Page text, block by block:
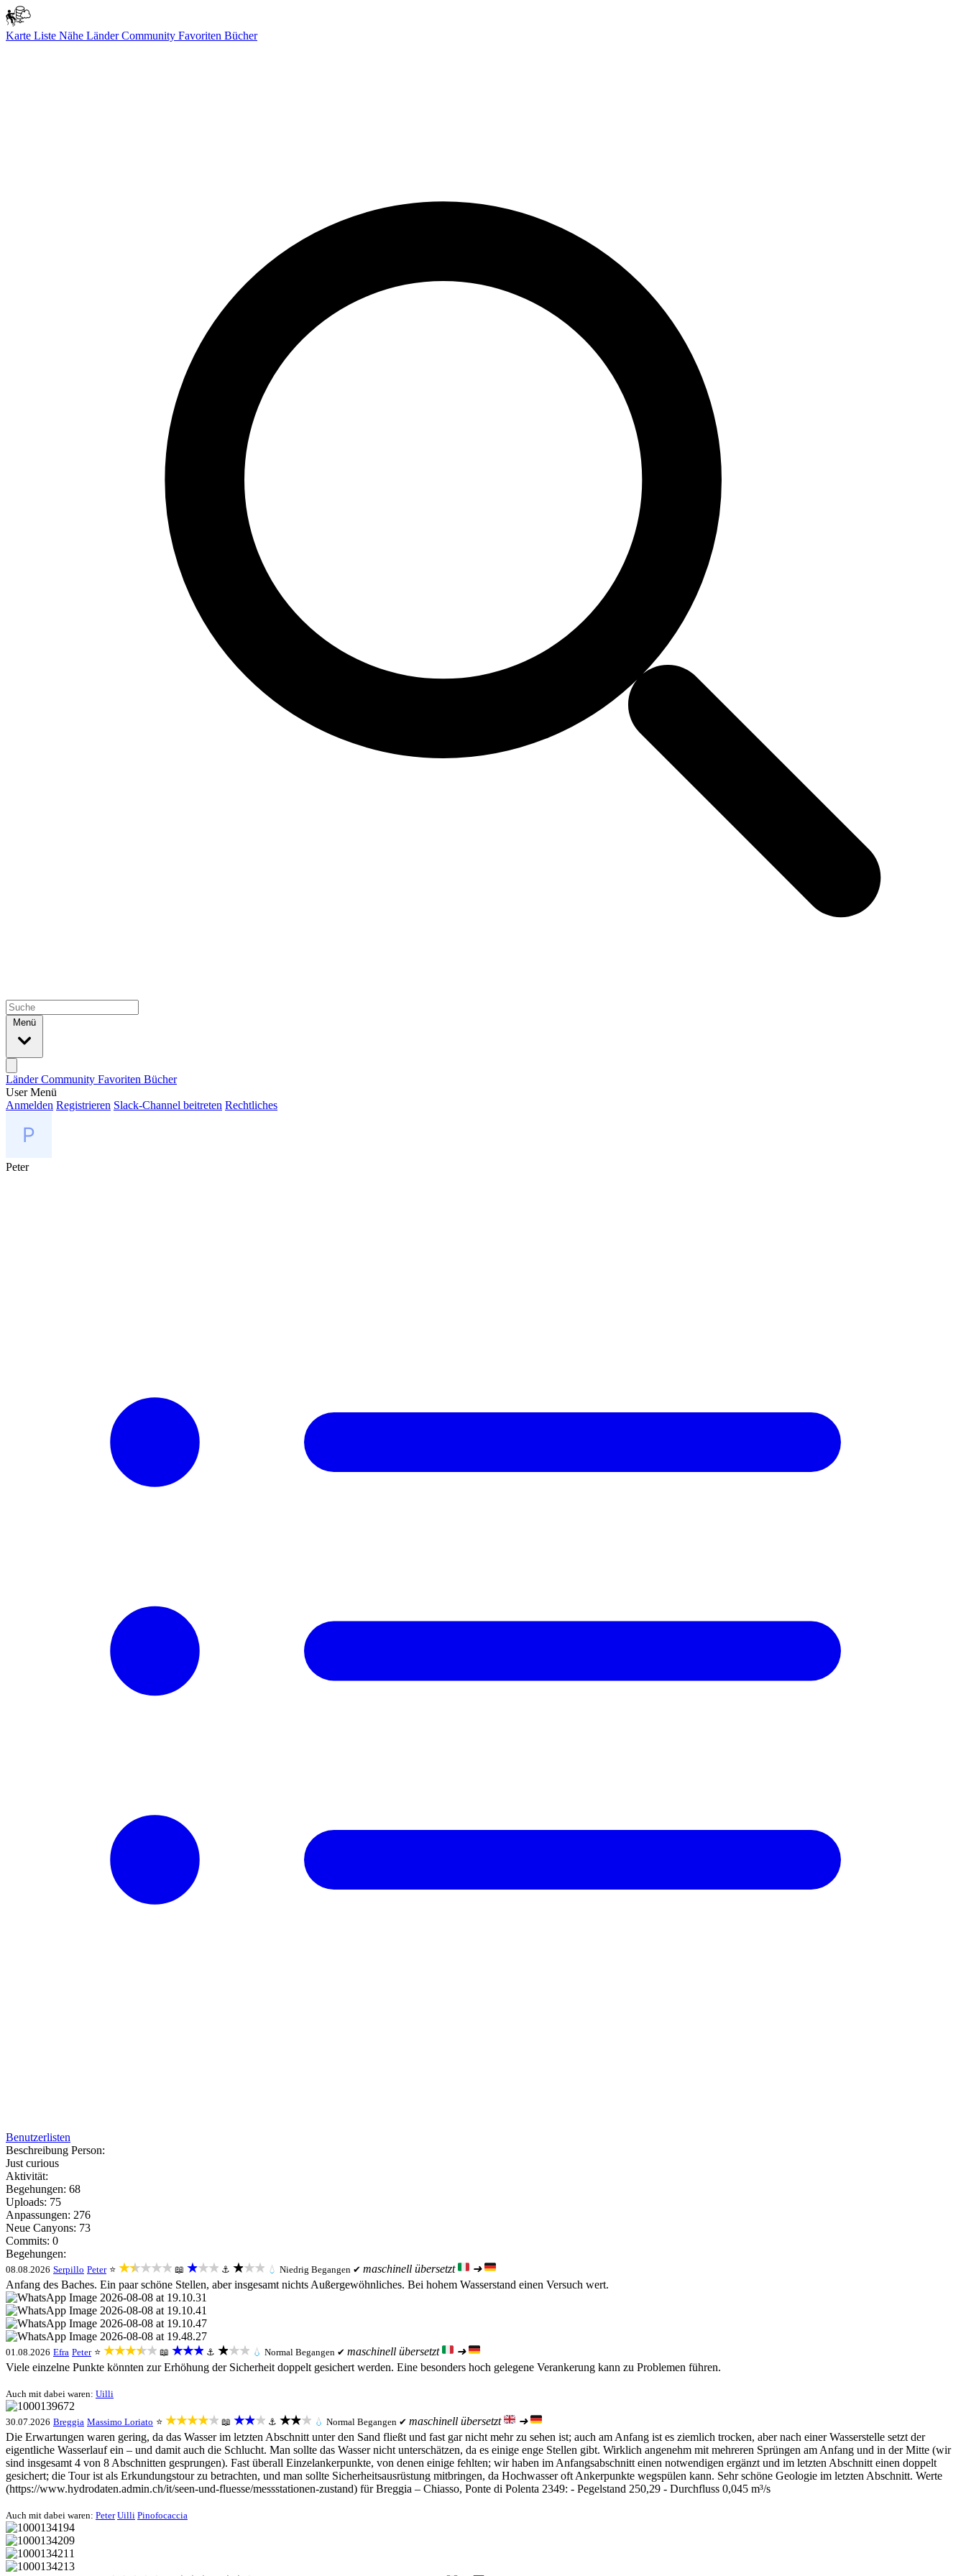
Karte Liste Nähe LänderCommunity Favoriten Bücher
Menü
LänderCommunity Favoriten Bücher
User Menü
Anmelden Registrieren Slack-Channel beitreten Rechtliches
Peter
Benutzerlisten
Beschreibung Person:
Just curious
Aktivität:
Begehungen: 68
Uploads: 75
Anpassungen: 276
Neue Canyons: 73
Commits: 0
Begehungen:
08.08.2026 Serpillo Peter ⭐ ★★★★★ 📖 ★★★ ⚓ ★★★ 💧 Niedrig Begangen ✔ maschinell übersetzt
➜
Anfang des Baches. Ein paar schöne Stellen, aber insgesamt nichts Außergewöhnliches. Bei hohem Wasserstand einen Versuch wert.
01.08.2026 Efra Peter ⭐ ★★★★★ 📖 ★★★ ⚓ ★★★ 💧 Normal Begangen ✔ maschinell übersetzt
➜
Viele einzelne Punkte könnten zur Erhöhung der Sicherheit doppelt gesichert werden. Eine besonders hoch gelegene Verankerung kann zu Problemen führen.
Auch mit dabei waren: Uilli
30.07.2026 Breggia Massimo Loriato ⭐ ★★★★★ 📖 ★★★ ⚓ ★★★ 💧 Normal Begangen ✔ maschinell übersetzt
➜
Die Erwartungen waren gering, da das Wasser im letzten Abschnitt unter den Sand fließt und fast gar nicht mehr zu sehen ist; auch am Anfang ist es ziemlich trocken, aber nach einer Wasserstelle setzt der
eigentliche Wasserlauf ein – und damit auch die Schlucht. Man sollte das Wasser nicht unterschätzen, da es einige enge Stellen gibt. Wirklich angenehm mit mehreren Sprüngen am Anfang und in der Mitte (wir
sind insgesamt 4 von 8 Abschnitten gesprungen). Fast überall Einzelankerpunkte, von denen einige fehlten; wir haben im Anfangsabschnitt einen notwendigen ergänzt und im letzten Abschnitt einen doppelt
gesichert; die Tour ist als Erkundungstour zu betrachten, und man sollte Sicherheitsausrüstung mitbringen, da Hochwasser oft Ankerpunkte wegspülen kann. Sehr schöne Geologie im letzten Abschnitt. Werte
(https://www.hydrodaten.admin.ch/it/seen-und-fluesse/messstationen-zustand) für Breggia – Chiasso, Ponte di Polenta 2349: - Pegelstand 250,29 - Durchfluss 0,045 m³/s
Auch mit dabei waren: Peter Uilli Pinofocaccia